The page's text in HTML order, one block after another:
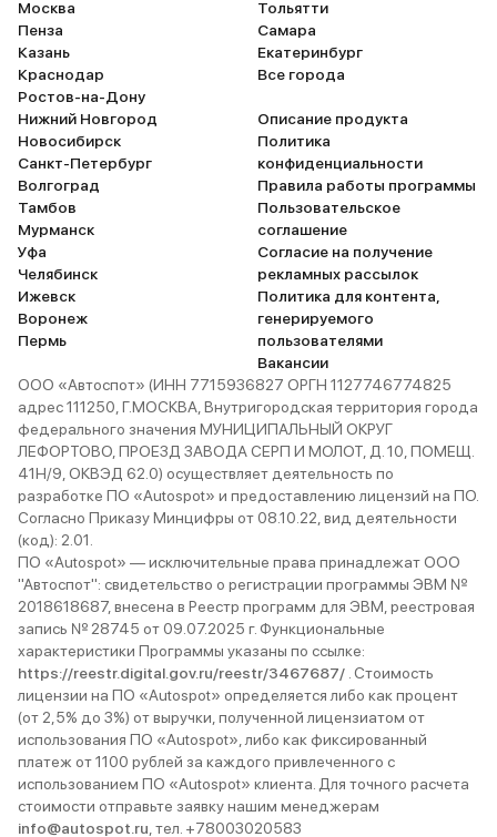
Москва
Пенза
Казань
Краснодар
Ростов-на-Дону
Нижний Новгород
Новосибирск
Санкт-Петербург
Волгоград
Тамбов
Мурманск
Уфа
Челябинск
Ижевск
Воронеж
Пермь
Тольятти
Самара
Екатеринбург
Все города
Описание продукта
Политика
конфиденциальности
Правила работы программы
Пользовательское
соглашение
Согласие на получение
рекламных рассылок
Политика для контента,
генерируемого
пользователями
Вакансии
ООО «Автоспот» (ИНН 7715936827 ОРГН 1127746774825
адрес 111250, Г.МОСКВА, Внутригородская территория города
федерального значения МУНИЦИПАЛЬНЫЙ ОКРУГ
ЛЕФОРТОВО, ПРОЕЗД ЗАВОДА СЕРП И МОЛОТ, Д. 10, ПОМЕЩ.
41Н/9, ОКВЭД 62.0) осуществляет деятельность по
разработке ПО «Autospot» и предоставлению лицензий на ПО.
Согласно Приказу Минцифры от 08.10.22, вид деятельности
(код): 2.01.
ПО «Autospot» — исключительные права принадлежат ООО
"Автоспот": свидетельство о регистрации программы ЭВМ №
2018618687, внесена в Реестр программ для ЭВМ, реестровая
запись № 28745 от 09.07.2025 г. Функциональные
характеристики Программы указаны по ссылке:
https://reestr.digital.gov.ru/reestr/3467687/ . Стоимость
лицензии на ПО «Autospot» определяется либо как процент
(от 2,5% до 3%) от выручки, полученной лицензиатом от
использования ПО «Autospot», либо как фиксированный
платеж от 1100 рублей за каждого привлеченного с
использованием ПО «Autospot» клиента. Для точного расчета
стоимости отправьте заявку нашим менеджерам
info@autospot.ru , тел. +78003020583